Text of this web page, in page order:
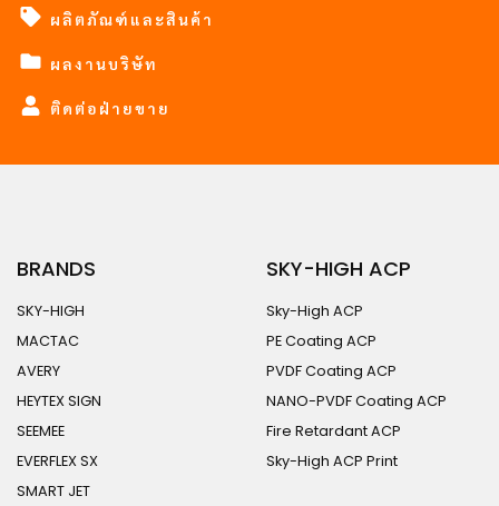
ผลิตภัณฑ์และสินค้า
ผลงานบริษัท
ติดต่อฝ่ายขาย
BRANDS
SKY-HIGH
MACTAC
AVERY
HEYTEX SIGN
SEEMEE
EVERFLEX SX
SMART JET
SKY-HIGH ACP
Sky-High ACP
PE Coating ACP
PVDF Coating ACP
NANO-PVDF Coating ACP
Fire Retardant ACP
Sky-High ACP Print